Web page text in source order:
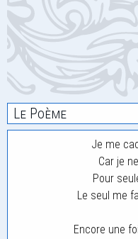
Le Poème
Je me
Car je
Pour
Le seul me
Encore une